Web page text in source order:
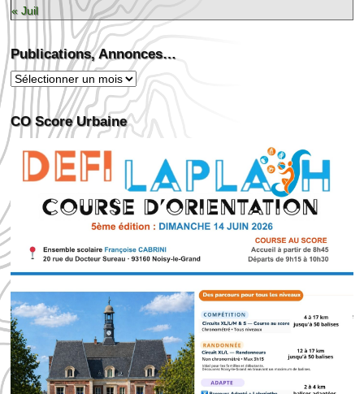
« Juil
Publications, Annonces…
Publications,
Annonces…
CO Score Urbaine